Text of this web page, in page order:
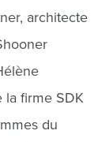
architecte
la firme SDK
du